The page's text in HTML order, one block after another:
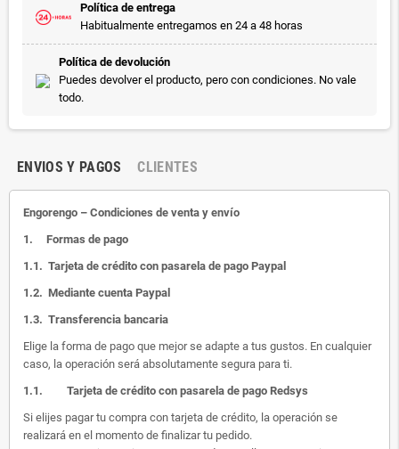
Política de entrega
Habitualmente entregamos en 24 a 48 horas
Política de devolución
Puedes devolver el producto, pero con condiciones. No vale
todo.
ENVIOS Y PAGOS CLIENTES
Engorengo – Condiciones de venta y envío
1. Formas de pago
1.1. Tarjeta de crédito con pasarela de pago Paypal
1.2. Mediante cuenta Paypal
1.3. Transferencia bancaria
Elige la forma de pago que mejor se adapte a tus gustos. En cualquier
caso, la operación será absolutamente segura para ti.
1.1. Tarjeta de crédito con pasarela de pago Redsys
Si elijes pagar tu compra con tarjeta de crédito, la operación se
realizará en el momento de finalizar tu pedido.